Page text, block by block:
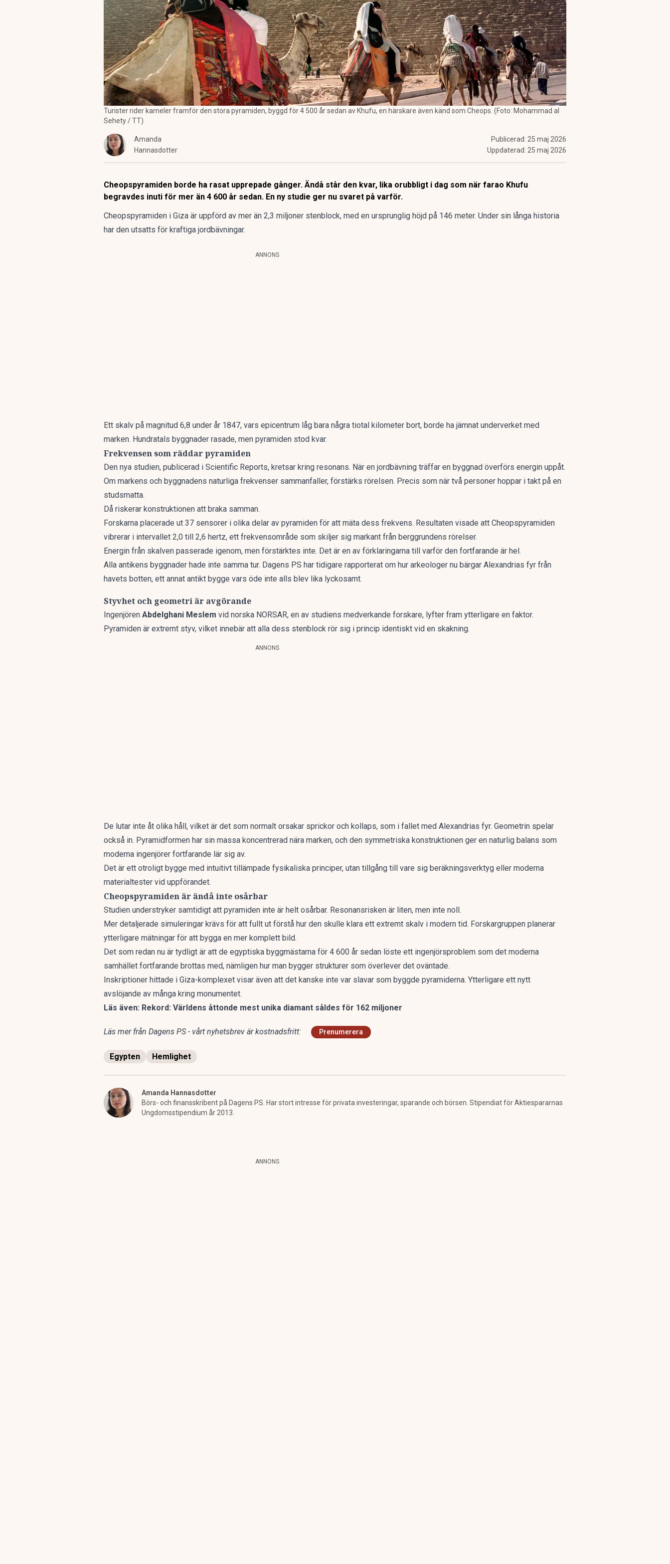
Turister rider kameler framför den stora pyramiden, byggd för 4 500 år sedan av Khufu, en härskare även känd som Cheops. (Foto: Mohammad al
Sehety / TT)
Amanda
Hannasdotter
Publicerad: 25 maj 2026
Uppdaterad: 25 maj 2026
Cheopspyramiden borde ha rasat upprepade gånger. Ändå står den kvar, lika orubbligt i dag som när farao Khufu
begravdes inuti för mer än 4 600 år sedan. En ny studie ger nu svaret på varför.
Cheopspyramiden i Giza är uppförd av mer än 2,3 miljoner stenblock, med en ursprunglig höjd på 146 meter. Under sin långa historia
har den utsatts för kraftiga jordbävningar.
ANNONS
Ett skalv på magnitud 6,8 under år 1847, vars epicentrum låg bara några tiotal kilometer bort, borde ha jämnat underverket med
marken. Hundratals byggnader rasade, men pyramiden stod kvar.
Frekvensen som räddar pyramiden
Den nya studien, publicerad i Scientific Reports, kretsar kring resonans. När en jordbävning träffar en byggnad överförs energin uppåt.
Om markens och byggnadens naturliga frekvenser sammanfaller, förstärks rörelsen. Precis som när två personer hoppar i takt på en
studsmatta.
Då riskerar konstruktionen att braka samman.
Forskarna placerade ut 37 sensorer i olika delar av pyramiden för att mäta dess frekvens. Resultaten visade att Cheopspyramiden
vibrerar i intervallet 2,0 till 2,6 hertz, ett frekvensområde som skiljer sig markant från berggrundens rörelser.
Energin från skalven passerade igenom, men förstärktes inte. Det är en av förklaringarna till varför den fortfarande är hel.
Alla antikens byggnader hade inte samma tur. Dagens PS har tidigare rapporterat om hur arkeologer nu bärgar Alexandrias fyr från
havets botten, ett annat antikt bygge vars öde inte alls blev lika lyckosamt.
Styvhet och geometri är avgörande
Ingenjören Abdelghani Meslem vid norska NORSAR, en av studiens medverkande forskare, lyfter fram ytterligare en faktor.
Pyramiden är extremt styv, vilket innebär att alla dess stenblock rör sig i princip identiskt vid en skakning.
ANNONS
De lutar inte åt olika håll, vilket är det som normalt orsakar sprickor och kollaps, som i fallet med Alexandrias fyr. Geometrin spelar
också in. Pyramidformen har sin massa koncentrerad nära marken, och den symmetriska konstruktionen ger en naturlig balans som
moderna ingenjörer fortfarande lär sig av.
Det är ett otroligt bygge med intuitivt tillämpade fysikaliska principer, utan tillgång till vare sig beräkningsverktyg eller moderna
materialtester vid uppförandet.
Cheopspyramiden är ändå inte osårbar
Studien understryker samtidigt att pyramiden inte är helt osårbar. Resonansrisken är liten, men inte noll.
Mer detaljerade simuleringar krävs för att fullt ut förstå hur den skulle klara ett extremt skalv i modern tid. Forskargruppen planerar
ytterligare mätningar för att bygga en mer komplett bild.
Det som redan nu är tydligt är att de egyptiska byggmästarna för 4 600 år sedan löste ett ingenjörsproblem som det moderna
samhället fortfarande brottas med, nämligen hur man bygger strukturer som överlever det oväntade.
Inskriptioner hittade i Giza-komplexet visar även att det kanske inte var slavar som byggde pyramiderna. Ytterligare ett nytt
avslöjande av många kring monumentet.
Läs även: Rekord: Världens åttonde mest unika diamant såldes för 162 miljoner
Läs mer från Dagens PS - vårt nyhetsbrev är kostnadsfritt: Prenumerera
Egypten Hemlighet
Amanda Hannasdotter
Börs- och finansskribent på Dagens PS. Har stort intresse för privata investeringar, sparande och börsen. Stipendiat för Aktiespararnas
Ungdomsstipendium år 2013.
ANNONS